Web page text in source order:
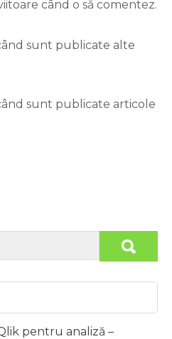
când o să comentez.
sunt publicate alte
sunt publicate articole
pentru analiză –